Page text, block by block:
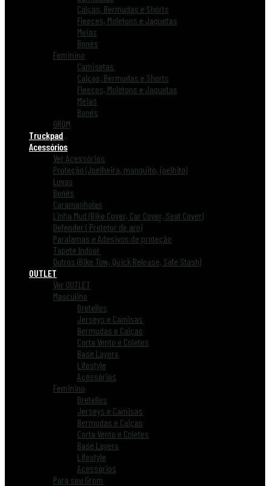
Calças, Bermudas e Shorts
Fleeces, Moletons e Jaquetas
Meias
Bonés
Feminino
Camisetas
Calças, Bermudas e Shorts
Fleeces, Moletons e Jaquetas
Meias
Bonés
GROM
Truckpad
Acessórios
Ver Acessórios
Proteção (Joelheira, manguito, joelhito)
Luvas
Bonés
Caramanholas
Linha Mud (Bike Cover, Car Cover, Seat Cover)
Defender ( Protetor de aro)
Paralamas e Adesivos de proteção
Tapete Indoor
Outros (Bike Tow, Quick Release, Safe Stash)
OUTLET
Ver OUTLET
Masculino
Bretelles
Jerseys e Camisas
Bermudas e Calças
Corta Vento e Coletes
Base Layers
Lifestyle
Acessórios
Feminino
Bretelles
Jerseys e Camisas
Bermudas e Calças
Corta Vento e Coletes
Base Layers
Lifestyle
Acessórios
Para seu Grom